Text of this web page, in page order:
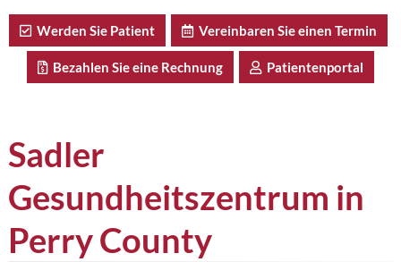
Werden Sie Patient Vereinbaren Sie einen Termin
Bezahlen Sie eine Rechnung Patientenportal
Sadler
Gesundheitszentrum in
Perry County